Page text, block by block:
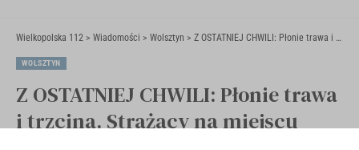
Wielkopolska 112 > Wiadomości > Wolsztyn > Z OSTATNIEJ CHWILI: Płonie trawa i trzcina. Strażacy na miejscu
WOLSZTYN
Z OSTATNIEJ CHWILI: Płonie trawa
i trzcina. Strażacy na miejscu